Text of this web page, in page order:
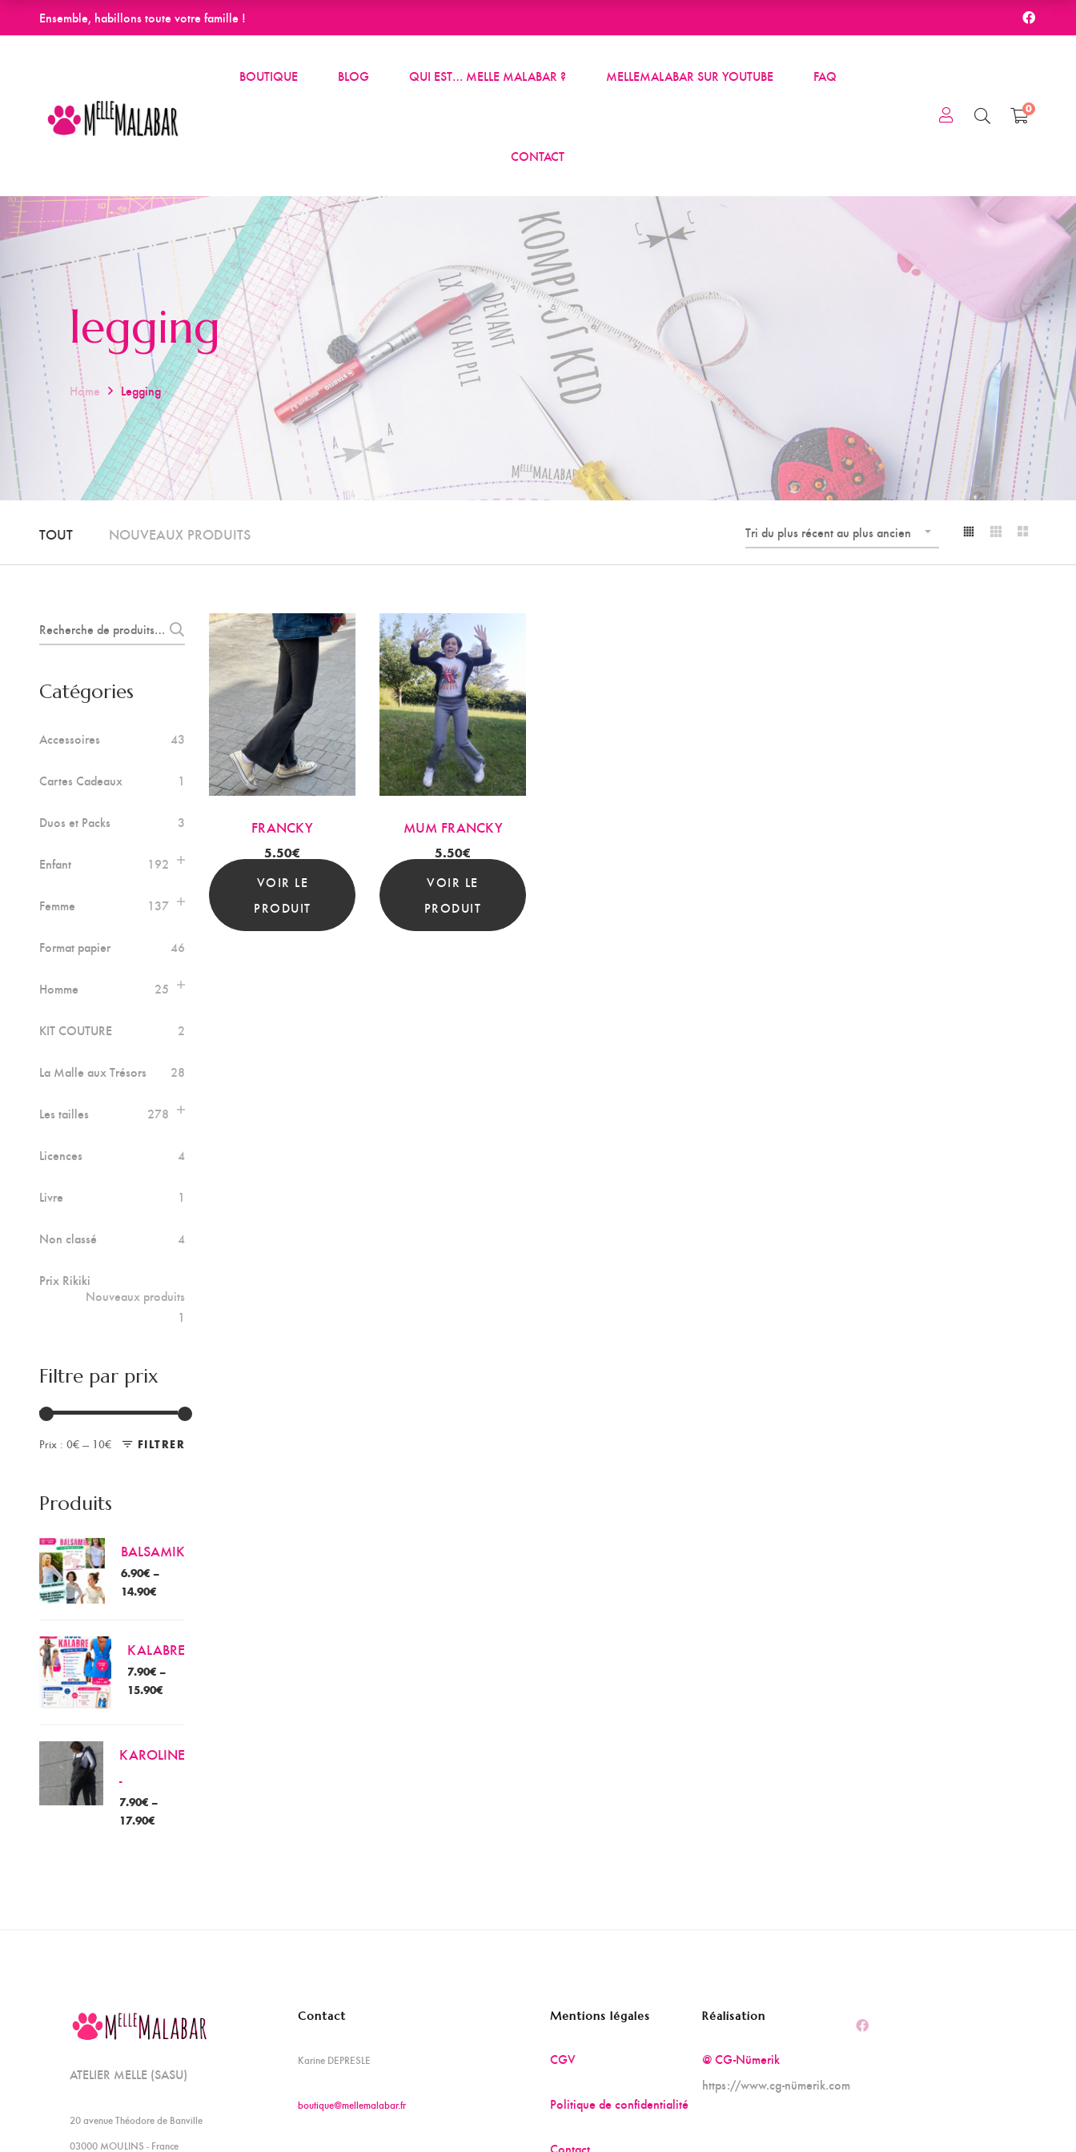
Ensemble, habillons toute votre famille !
BOUTIQUE BLOG QUI EST… MELLE MALABAR ? MELLEMALABAR SUR YOUTUBE FAQ
CONTACT
0
legging
Home Legging
TOUT NOUVEAUX PRODUITS Tri du plus récent au plus ancien
FRANCKY
5.50€
VOIR LE
PRODUIT
MUM FRANCKY
5.50€
VOIR LE
PRODUIT
Recherche
pour :
Catégories
Accessoires 43
Cartes Cadeaux 1
Duos et Packs 3
Enfant 192
Femme 137
Format papier 46
Homme 25
KIT COUTURE 2
La Malle aux Trésors 28
Les tailles 278
Licences 4
Livre 1
Non classé 4
Prix Rikiki
Nouveaux produits
1
Filtre par prix
FILTRER
Prix : 0€— 10€
Produits
BALSAMIK
6.90€–
14.90€
KALABRE
7.90€–
15.90€
KAROLINE
-
7.90€–
17.90€
ATELIER MELLE (SASU)
20 avenue Théodore de Banville
03000 MOULINS - France
Contact
Karine DEPRESLE
boutique@mellemalabar.fr
Mentions légales
CGV
Politique de confidentialité
Contact
Réalisation
@ CG-Nümerik
https://www.cg-nümerik.com